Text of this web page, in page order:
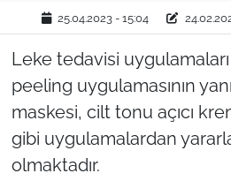
25.04.2023 - 15:04
Leke tedavisi
peeling uygulamasının
maskesi, cilt tonu açıcı
gibi uygulamalardan
olmaktadır.
YAŞAM
EDİRNE
TEKİRDAĞ
KIRKLARELİ